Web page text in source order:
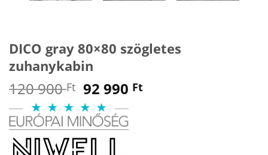
DICO gray 80×80 szögletes
zuhanykabin
120 900Ft Original
price
was:
120
900 Ft.
92 990 FtCurrent